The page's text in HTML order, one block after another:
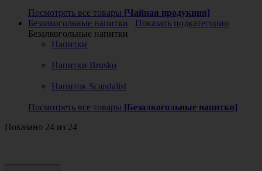
Посмотреть все товары [Чайная продукция]
Безалкогольные напитки
Показать подкатегории
Безалкогольные напитки
Напитки
Напитки Brusko
Напиток Scandalist
Посмотреть все товары [Безалкогольные напитки]
Показано 24 из 24